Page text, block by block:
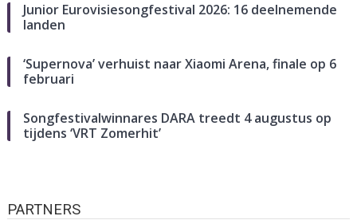
Junior Eurovisiesongfestival 2026: 16 deelnemende
landen
‘Supernova’ verhuist naar Xiaomi Arena, finale op 6
februari
Songfestivalwinnares DARA treedt 4 augustus op
tijdens ‘VRT Zomerhit’
PARTNERS